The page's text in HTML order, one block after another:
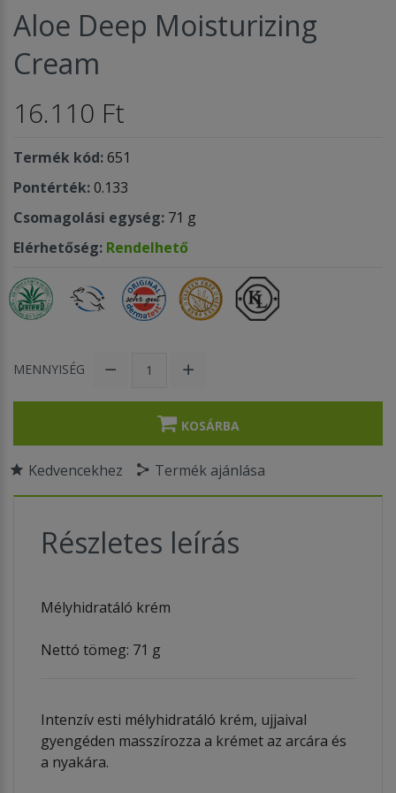
Aloe Deep Moisturizing
Cream
16.110 Ft
Termék kód:651
Pontérték:0.133
Csomagolási egység: 71 g
Elérhetőség: Rendelhető
MENNYISÉG
KOSÁRBA
Kedvencekhez Termék ajánlása
Részletes leírás
Mélyhidratáló krém
Nettó tömeg: 71 g
Intenzív esti mélyhidratáló krém, ujjaival
gyengéden masszírozza a krémet az arcára és
a nyakára.